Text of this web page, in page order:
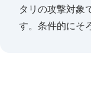
タリの攻撃対象
す。条件的にそ